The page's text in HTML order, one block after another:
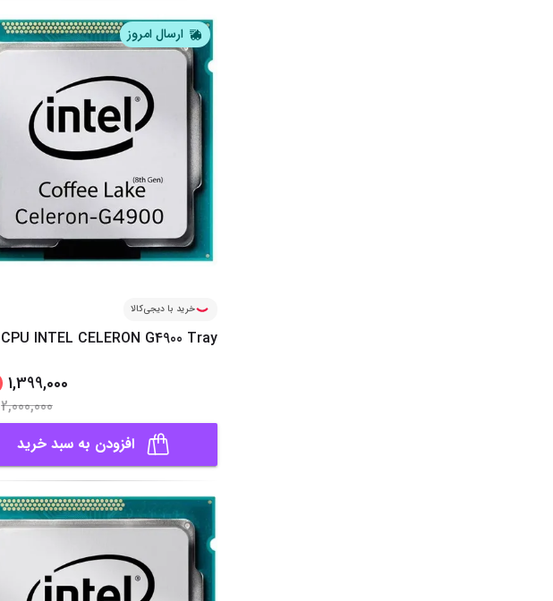
ارسال امروز
خرید با دیجی‌کالا
CPU INTEL CELERON G4900 Tray
1,399,000
2,000,000
افزودن به سبد خرید